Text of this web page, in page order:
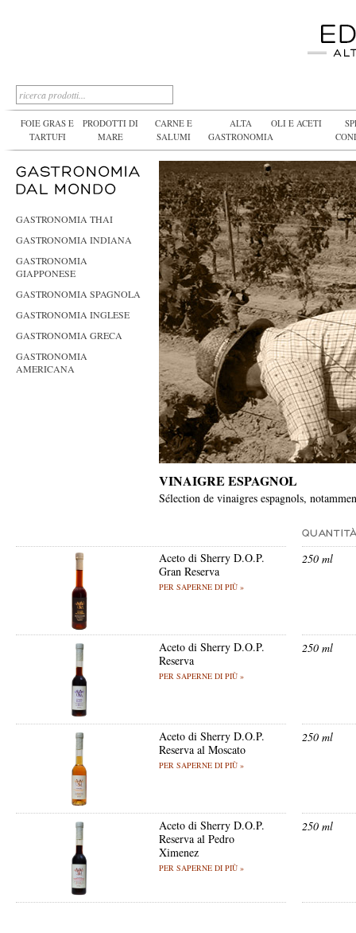
FOIE GRAS E
TARTUFI
PRODOTTI DI
MARE
CARNE E
SALUMI
ALTA
GASTRONOMIA
OLI E ACETI
GASTRONOMIA THAI
GASTRONOMIA INDIANA
GASTRONOMIA
GIAPPONESE
GASTRONOMIA SPAGNOLA
GASTRONOMIA INGLESE
GASTRONOMIA GRECA
GASTRONOMIA
AMERICANA
VINAIGRE ESPAGNOL
Sélection de vinaigres espagnols,
Aceto di Sherry D.O.P.
Gran Reserva
PER SAPERNE DI PIÙ »
250 ml
Aceto di Sherry D.O.P.
Reserva
PER SAPERNE DI PIÙ »
250 ml
Aceto di Sherry D.O.P.
Reserva al Moscato
PER SAPERNE DI PIÙ »
250 ml
Aceto di Sherry D.O.P.
Reserva al Pedro
Ximenez
PER SAPERNE DI PIÙ »
250 ml